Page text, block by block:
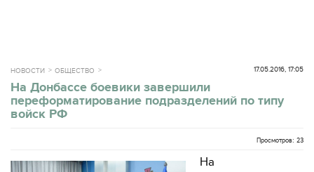
НОВОСТИ ОБЩЕСТВО 17.05.2016, 17:05
На Донбассе боевики завершили
переформатирование подразделений по типу
войск РФ
Просмотров: 23
На